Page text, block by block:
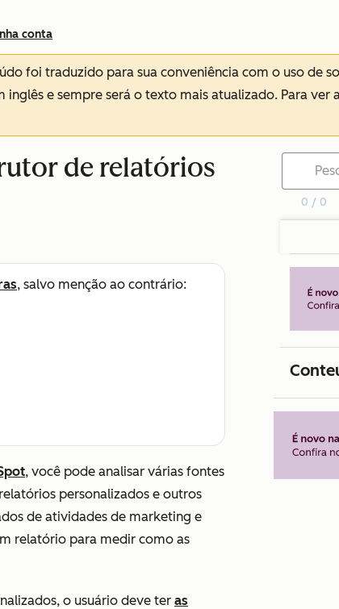
conta
foi traduzido para sua conveniência com o uso de
inglês e sempre será o texto mais atualizado. Para ver
de relatórios
, salvo menção ao contrário:
, você pode analisar várias fontes
personalizados e outros
de atividades de marketing e
relatório para medir como as
o usuário deve ter as
0 / 0